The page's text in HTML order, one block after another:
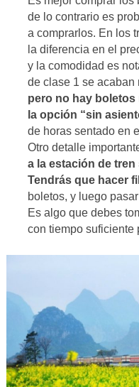
de lo contrario es
a comprarlos. En los
la diferencia en el
y la comodidad es
de clase 1 se
pero no hay boletos
la opción “sin
de horas sentado en
Otro detalle
a la estación de
Tendrás que hacer
boletos, y luego
Es algo que debes
con tiempo suficiente